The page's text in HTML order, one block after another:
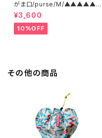
がま口/purse/M/▲▲▲▲▲?
▲▲▲ AB
¥3,600
10%OFF
その他の商品